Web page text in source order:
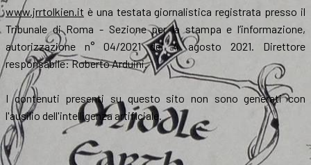
www.jrrtolkien.it è una testata giornalistica registrata presso il
Tribunale di Roma - Sezione per la stampa e l’informazione,
autorizzazione n° 04/2021 del 4 agosto 2021. Direttore
responsabile: Roberto Arduini.
I contenuti presenti su questo sito non sono generati con
l'ausilio dell'intelligenza artificiale.